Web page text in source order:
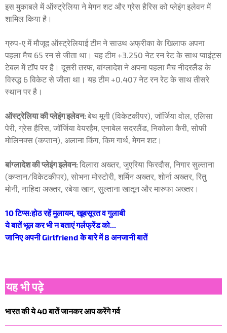
इस मुकाबले में ऑस्ट्रेलिया ने मेगन शट और ग्रेस हैरिस को प्लेइंग इलेवन में
शामिल किया है।
ग्रुप-ए में मौजूद ऑस्ट्रेलियाई टीम ने साउथ अफ्रीका के खिलाफ अपना
पहला मैच 65 रन से जीता था। यह टीम +3.250 नेट रन रेट के साथ प्वाइंट्स
टेबल में टॉप पर है। दूसरी तरफ, बांग्लादेश ने अपना पहला मैच नीदरलैंड के
विरुद्ध 6 विकेट से जीता था। यह टीम +0.407 नेट रन रेट के साथ तीसरे
स्थान पर है।
ऑस्ट्रेलिया की प्लेइंग इलेवन: बेथ मूनी (विकेटकीपर), जॉर्जिया वोल, एलिसा
पेरी, ग्रेस हैरिस, जॉर्जिया वेयरहैम, एनाबेल सदरलैंड, निकोला कैरी, सोफी
मोलिनक्स (कप्तान), अलाना किंग, किम गार्थ, मेगन शट।
बांग्लादेश की प्लेइंग इलेवन: दिलारा अख्तर, जुएरिया फिरदौस, निगार सुल्ताना
(कप्तान/विकेटकीपर), सोभना मोस्टोरी, शर्मिन अख्तर, शोर्ना अख्तर, रितु
मोनी, नाहिदा अख्तर, रबेया खान, सुल्ताना खातून और मारुफा अख्तर।
10 टिप्स:होठ रहें मुलायम, खूबसूरत व गुलाबी
ये बातें भूल कर भी न बताएं गर्लफ्रेंड को...
जानिए अपनी Girlfriend के बारे में 8 अनजानी बातें
यह भी पढ़े
भारत की ये 40 बातें जानकर आप करेंगे गर्व